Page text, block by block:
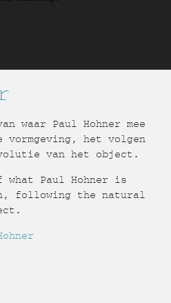
waar Paul Hohner mee
het volgen
van het object.
Paul Hohner is
following the natural